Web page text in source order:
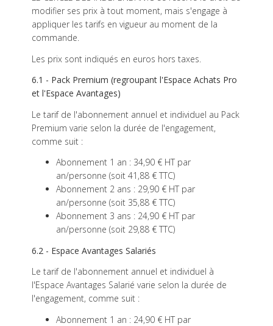
modifier ses prix à tout moment, mais s'engage à
appliquer les tarifs en vigueur au moment de la
commande.
Les prix sont indiqués en euros hors taxes.
6.1 - Pack Premium (regroupant l'Espace Achats Pro
et l'Espace Avantages)
Le tarif de l'abonnement annuel et individuel au Pack
Premium varie selon la durée de l'engagement,
comme suit :
Abonnement 1 an : 34,90 € HT par
an/personne (soit 41,88 € TTC)
Abonnement 2 ans : 29,90 € HT par
an/personne (soit 35,88 € TTC)
Abonnement 3 ans : 24,90 € HT par
an/personne (soit 29,88 € TTC)
6.2 - Espace Avantages Salariés
Le tarif de l'abonnement annuel et individuel à
l'Espace Avantages Salarié varie selon la durée de
l'engagement, comme suit :
Abonnement 1 an : 24,90 € HT par